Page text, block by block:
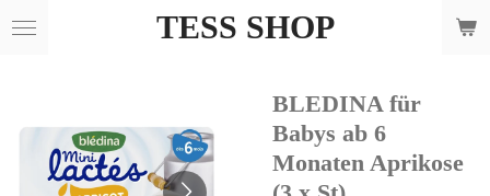
Skip
TESS SHOP
BLEDINA für
Babys ab 6
Monaten Aprikose